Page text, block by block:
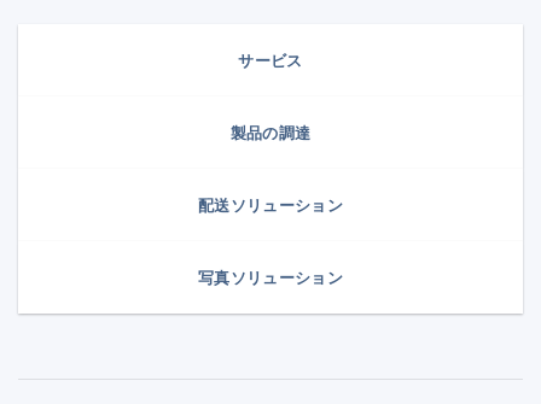
サービス
製品の調達
配送ソリューション
写真ソリューション